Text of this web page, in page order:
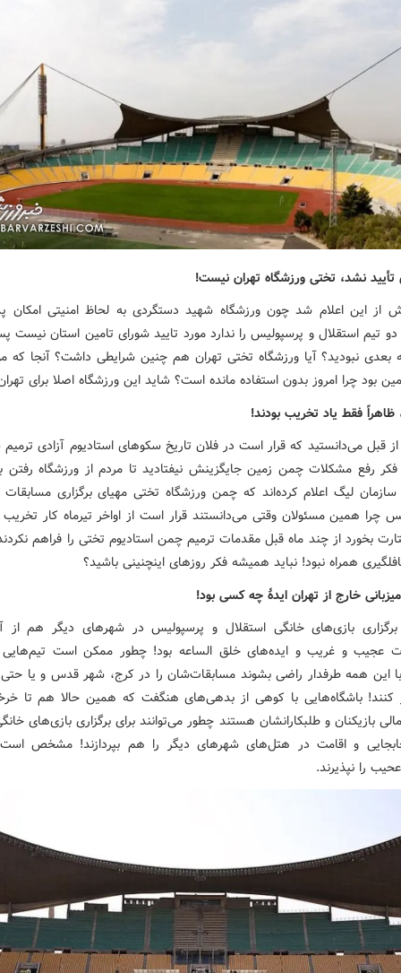
نشد، تختی ورزشگاه تهران نیست!
از این اعلام شد چون ورزشگاه شهید دستگردی به لحاظ امنیتی امکان
دو تیم استقلال و پرسپولیس را ندارد مورد تایید شورای تامین استان نیست
بعدی نبودید؟ آیا ورزشگاه تختی تهران هم چنین شرایطی داشت؟ آنجا که
بود چرا امروز بدون استفاده مانده است؟ شاید این ورزشگاه اصلا برای
ظاهراً فقط یاد تخریب بودند!
از قبل می‌دانستید که قرار است در فلان تاریخ سکوهای استادیوم آزادی
فکر رفع مشکلات چمن زمین جایگزینش نیفتادید تا مردم از ورزشگاه رفتن
لیگ اعلام کرده‌اند که چمن ورزشگاه تختی مهیای برگزاری مسابقات
چرا همین مسئولان وقتی می‌دانستند قرار است از اواخر تیرماه کار
بخورد از چند ماه قبل مقدمات ترمیم چمن استادیوم تختی را فراهم
همراه نبود! نباید همیشه فکر روزهای اینچنینی باشید؟
خارج از تهران ایدۀ چه کسی بود!
برگزاری بازی‌های خانگی استقلال و پرسپولیس در شهرهای دیگر هم
عجیب و غریب و ایده‌های خلق الساعه بود! چطور ممکن است تیم‌هایی
این همه طرفدار راضی بشوند مسابقات‌شان را در کرج، شهر قدس و یا
کنند! باشگاه‌هایی با کوهی از بدهی‌های هنگفت که همین حالا هم تا
بازیکنان و طلبکارانشان هستند چطور می‌توانند برای برگزاری بازی‌های
و اقامت در هتل‌های شهرهای دیگر را هم بپردازند! مشخص
را نپذیرند.